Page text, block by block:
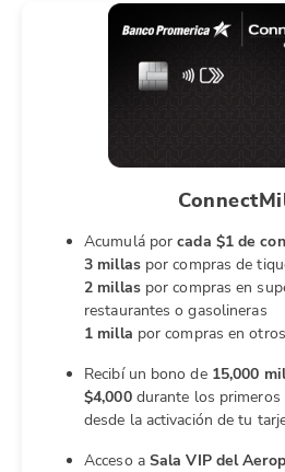
Acumulá porcada $1 de
3 millaspor compras de
2 millaspor compras en
restaurantes o gasolineras
1 milla por compras en
Recibí un bono de 15,000
$4,000 durante los primeros
desde la activación de tu
Acceso a Sala VIP del